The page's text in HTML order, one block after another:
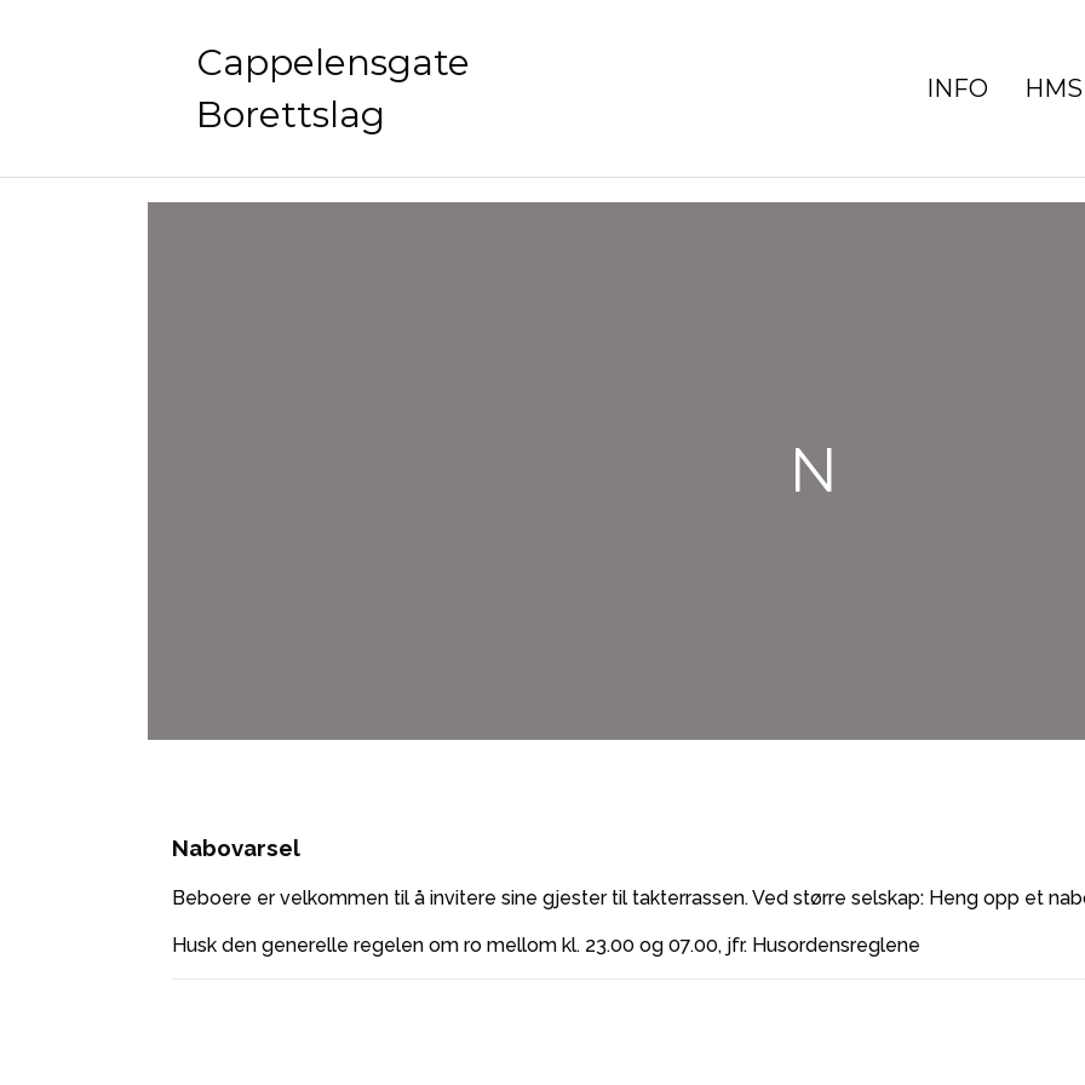
Cappelensgate
Borettslag
INFO HMS
N
Nabovarsel
Beboere er velkommen til å invitere sine gjester til takterrassen. Ved større selskap: Heng opp et
Husk den generelle regelen om ro mellom kl. 23.00 og 07.00, jfr. Husordensreglene